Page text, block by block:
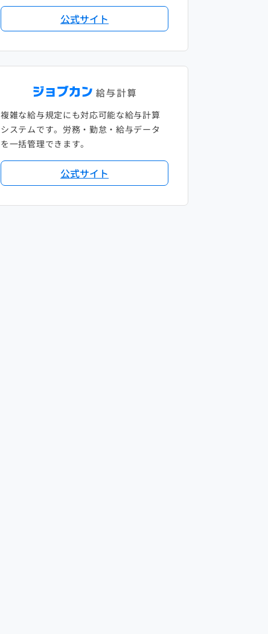
公式サイト
複雑な給与規定にも対応可能な給与計算
システムです。労務・勤怠・給与データ
を一括管理できます。
公式サイト